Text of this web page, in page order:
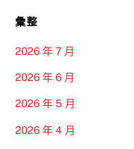
彙整
2026 年 7 月
2026 年 6 月
2026 年 5 月
2026 年 4 月